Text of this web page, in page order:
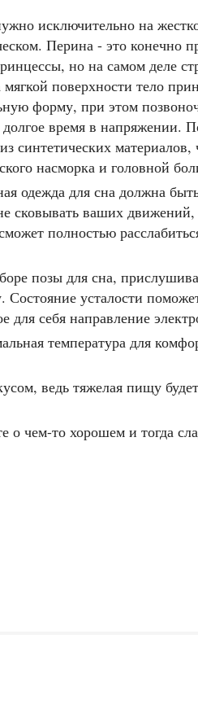
исключительно на
Перина - это конечно
но на самом деле
мягкой поверхности тело
форму, при этом
долгое время в напряжении.
синтетических материалов,
насморка и головной
одежда для сна должна
сковывать ваших движений,
полностью
позы для сна,
Состояние усталости
для себя направление
температура для
ведь тяжелая пищу
чем-то хорошем и тогда